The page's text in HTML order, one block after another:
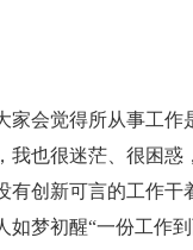
家会觉得所从事工
也很迷茫、很困惑
创新可言的工作干
梦初醒“一份工作